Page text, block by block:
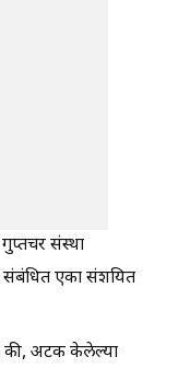
संस्था
एका संशयित
की, अटक केलेल्या